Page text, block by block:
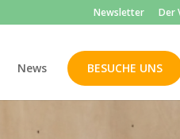
Newsletter Der
News BESUCHE UNS